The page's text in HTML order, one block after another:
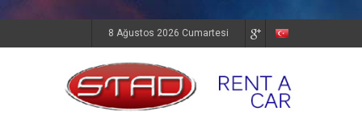
8 Ağustos 2026 Cumartesi